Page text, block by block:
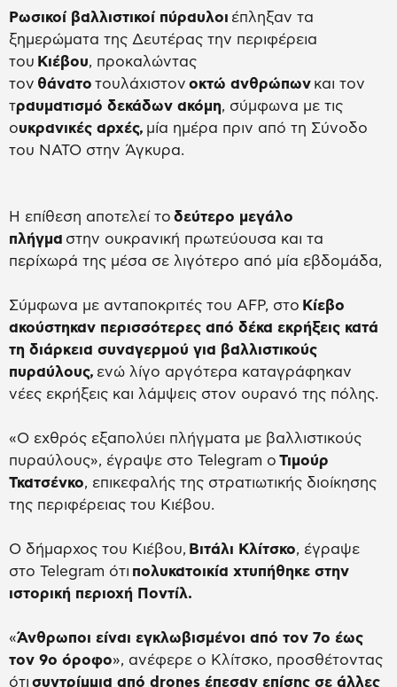
Ρωσικοί βαλλιστικοί πύραυλοι έπληξαν τα
ξημερώματα της Δευτέρας την περιφέρεια
του Κιέβου, προκαλώντας
τον θάνατο τουλάχιστον οκτώ ανθρώπων και τον
τραυματισμό δεκάδων ακόμη, σύμφωνα με τις
ουκρανικές αρχές, μία ημέρα πριν από τη Σύνοδο
του NATO στην Άγκυρα.
Η επίθεση αποτελεί το δεύτερο μεγάλο
πλήγμα στην ουκρανική πρωτεύουσα και τα
περίχωρά της μέσα σε λιγότερο από μία εβδομάδα,
Σύμφωνα με ανταποκριτές του AFP, στο Κίεβο
ακούστηκαν περισσότερες από δέκα εκρήξεις κατά
τη διάρκεια συναγερμού για βαλλιστικούς
πυραύλους, ενώ λίγο αργότερα καταγράφηκαν
νέες εκρήξεις και λάμψεις στον ουρανό της πόλης.
«Ο εχθρός εξαπολύει πλήγματα με βαλλιστικούς
πυραύλους», έγραψε στο Telegram ο Τιμούρ
Τκατσένκο, επικεφαλής της στρατιωτικής διοίκησης
της περιφέρειας του Κιέβου.
Ο δήμαρχος του Κιέβου, Βιτάλι Κλίτσκο, έγραψε
στο Telegram ότι πολυκατοικία χτυπήθηκε στην
ιστορική περιοχή Ποντίλ.
«Άνθρωποι είναι εγκλωβισμένοι από τον 7ο έως
τον 9ο όροφο», ανέφερε ο Κλίτσκο, προσθέτοντας
ότι συντρίμμια από drones έπεσαν επίσης σε άλλες